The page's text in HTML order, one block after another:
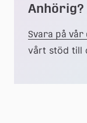
Anhörig?
Svara på vår
vårt stöd till